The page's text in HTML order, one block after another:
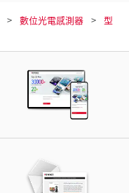
數位光電感測器
型